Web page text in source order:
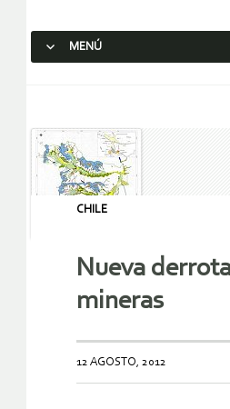
MENÚ
CHILE
Nueva
mineras
12 AGOSTO, 2012